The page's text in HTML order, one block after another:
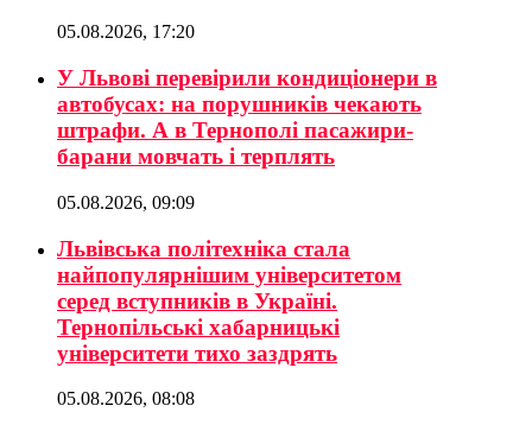
05.08.2026, 17:20
У Львові перевірили кондиціонери в
автобусах: на порушників чекають
штрафи. А в Тернополі пасажири-
барани мовчать і терплять
05.08.2026, 09:09
Львівська політехніка стала
найпопулярнішим університетом
серед вступників в Україні.
Тернопільські хабарницькі
університети тихо заздрять
05.08.2026, 08:08